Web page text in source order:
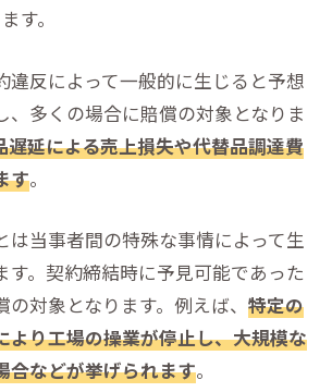
す。
違反によって一般的に生じると予想
、多くの場合に賠償の対象となりま
遅延による売上損失や代替品調達費
す。
は当事者間の特殊な事情によって生
す。契約締結時に予見可能であった
対象となります。例えば、 特定の
より工場の操業が停止し、大規模な
合などが挙げられます。